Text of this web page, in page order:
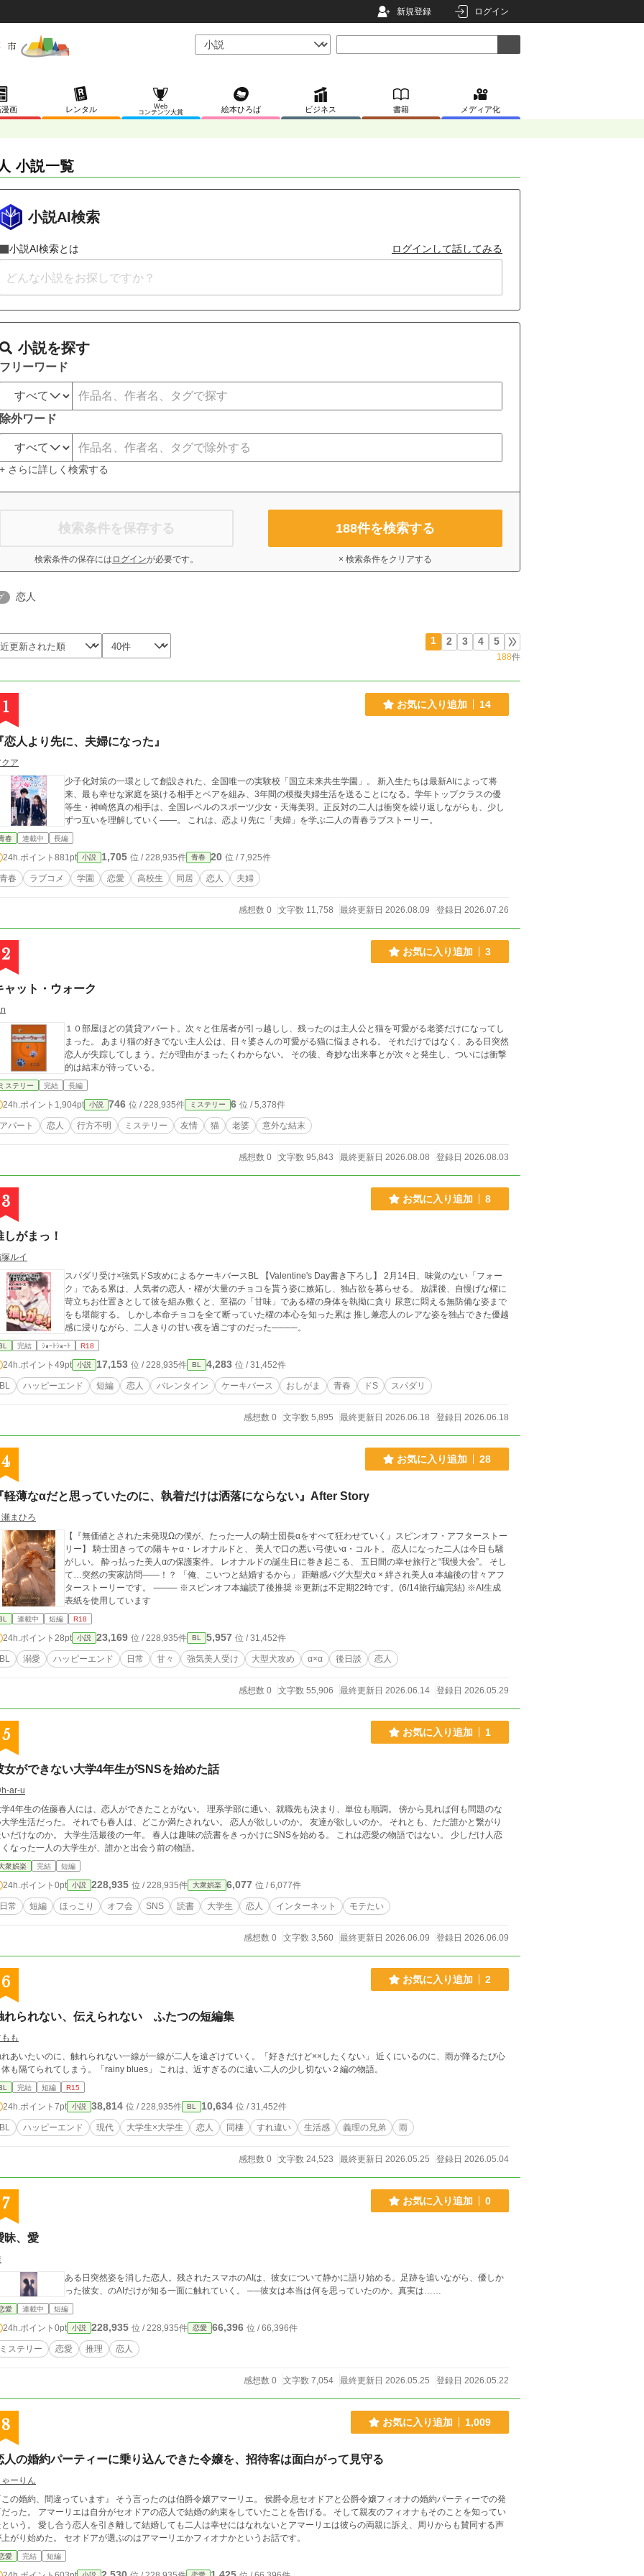
新規登録 ログイン
画 レンタル
Web
コンテンツ大賞
絵本ひろば ビジネス 書籍 メディア化
小説一覧
小説AI検索
小説AI検索とは ログインして話してみる
小説を探す
フリーワード
除外ワード
+ さらに詳しく検索する
検索条件を保存する
検索条件の保存には ログインが必要です。
188件を検索する
× 検索条件をクリアする
恋人
1 2 3 4 5
188件
1 お気に入り追加 14
恋人より先に、夫婦になった』
ア
少子化対策の一環として創設された、全国唯一の実験校「国立未来共生学園」。 新入生たちは最新AIによって将
来、最も幸せな家庭を築ける相手とペアを組み、3年間の模擬夫婦生活を送ることになる。学年トップクラスの優
等生・神崎悠真の相手は、全国レベルのスポーツ少女・天海美羽。正反対の二人は衝突を繰り返しながらも、少し
ずつ互いを理解していく――。 これは、恋より先に「夫婦」を学ぶ二人の青春ラブストーリー。
春 連載中 長編
24h.ポイント 881pt 小説 1,705 位 / 228,935件 青春 20 位 / 7,925件
青春 ラブコメ 学園 恋愛 高校生 同居 恋人 夫婦
感想数 0 文字数 11,758 最終更新日 2026.08.09 登録日 2026.07.26
2 お気に入り追加 3
ャット・ウォーク
１０部屋ほどの賃貸アパート。次々と住居者が引っ越しし、残ったのは主人公と猫を可愛がる老婆だけになってし
まった。 あまり猫の好きでない主人公は、日々婆さんの可愛がる猫に悩まされる。 それだけではなく、ある日突然
恋人が失踪してしまう。だが理由がまったくわからない。 その後、奇妙な出来事とが次々と発生し、ついには衝撃
的は結末が待っている。
ステリー 完結 長編
24h.ポイント 1,904pt 小説 746 位 / 228,935件 ミステリー 6 位 / 5,378件
アパート 恋人 行方不明 ミステリー 友情 猫 老婆 意外な結末
感想数 0 文字数 95,843 最終更新日 2026.08.08 登録日 2026.08.03
3 お気に入り追加 8
しがまっ！
ルイ
スパダリ受け×強気ドS攻めによるケーキバースBL 【Valentine's Day書き下ろし】 2月14日、味覚のない「フォー
ク」である累は、人気者の恋人・櫂が大量のチョコを貰う姿に嫉妬し、独占欲を募らせる。 放課後、自慢げな櫂に
苛立ちお仕置きとして彼を組み敷くと、至福の「甘味」である櫂の身体を執拗に貪り 尿意に悶える無防備な姿まで
をも堪能する。 しかし本命チョコを全て断っていた櫂の本心を知った累は 推し兼恋人のレアな姿を独占できた優越
感に浸りながら、二人きりの甘い夜を過ごすのだった────。
完結 ｼｮｰﾄｼｮｰﾄ R18
24h.ポイント 49pt 小説 17,153 位 / 228,935件 BL 4,283 位 / 31,452件
BL ハッピーエンド 短編 恋人 バレンタイン ケーキバース おしがま 青春 ドS スパダリ
感想数 0 文字数 5,895 最終更新日 2026.06.18 登録日 2026.06.18
4 お気に入り追加 28
軽薄なαだと思っていたのに、執着だけは洒落にならない』After Story
まひろ
【『無価値とされた未発現Ωの僕が、たった一人の騎士団長αをすべて狂わせていく』スピンオフ・アフターストー
リー】 騎士団きっての陽キャα・レオナルドと、 美人で口の悪い弓使いα・コルト。 恋人になった二人は今日も騒
がしい。 酔っ払った美人αの保護案件。 レオナルドの誕生日に巻き起こる、 五日間の幸せ旅行と“我慢大会”。 そし
て…突然の実家訪問――！？ 「俺、こいつと結婚するから」 距離感バグ大型犬α × 絆され美人α 本編後の甘々アフ
ターストーリーです。 ⸻ ※スピンオフ本編読了後推奨 ※更新は不定期22時です。(6/14旅行編完結) ※AI生成
表紙を使用しています
連載中 短編 R18
24h.ポイント 28pt 小説 23,169 位 / 228,935件 BL 5,957 位 / 31,452件
BL 溺愛 ハッピーエンド 日常 甘々 強気美人受け 大型犬攻め α×α 後日談 恋人
感想数 0 文字数 55,906 最終更新日 2026.06.14 登録日 2026.05.29
5 お気に入り追加 1
女ができない大学4年生がSNSを始めた話
ar-u
年生の佐藤春人には、恋人ができたことがない。 理系学部に通い、就職先も決まり、単位も順調。 傍から見れば何も問題のな
生活だった。 それでも春人は、どこか満たされない。 恋人が欲しいのか。 友達が欲しいのか。 それとも、ただ誰かと繋がり
大学生活最後の一年。 春人は趣味の読書をきっかけにSNSを始める。 これは恋愛の物語ではない。 少しだけ人恋
なった一人の大学生が、誰かと出会う前の物語。
衆娯楽 完結 短編
24h.ポイント 0pt 小説 228,935 位 / 228,935件 大衆娯楽 6,077 位 / 6,077件
日常 短編 ほっこり オフ会 SNS 読書 大学生 恋人 インターネット モテたい
感想数 0 文字数 3,560 最終更新日 2026.06.09 登録日 2026.06.09
6 お気に入り追加 2
れられない、伝えられない ふたつの短編集
も
あいたいのに、触れられない一線が一線が二人を遠ざけていく。「好きだけど××したくない」 近くにいるのに、雨が降るたび心
も体も隔てられてしまう。「rainy blues」 これは、近すぎるのに遠い二人の少し切ない２編の物語。
完結 短編 R15
24h.ポイント 7pt 小説 38,814 位 / 228,935件 BL 10,634 位 / 31,452件
BL ハッピーエンド 現代 大学生×大学生 恋人 同棲 すれ違い 生活感 義理の兄弟 雨
感想数 0 文字数 24,523 最終更新日 2026.05.25 登録日 2026.05.04
7 お気に入り追加 0
昧、愛
ある日突然姿を消した恋人。残されたスマホのAIは、彼女について静かに語り始める。足跡を追いながら、優しか
った彼女、のAIだけが知る一面に触れていく。 ──彼女は本当は何を思っていたのか。真実は……
愛 連載中 短編
24h.ポイント 0pt 小説 228,935 位 / 228,935件 恋愛 66,396 位 / 66,396件
ミステリー 恋愛 推理 恋人
感想数 0 文字数 7,054 最終更新日 2026.05.25 登録日 2026.05.22
8 お気に入り追加 1,009
人の婚約パーティーに乗り込んできた令嬢を、招待客は面白がって見守る
ーりん
の婚約、間違っています』 そう言ったのは伯爵令嬢アマーリエ。 侯爵令息セオドアと公爵令嬢フィオナの婚約パーティーでの発
った。 アマーリエは自分がセオドアの恋人で結婚の約束をしていたことを告げる。 そして親友のフィオナもそのことを知ってい
いう。 愛し合う恋人を引き離して結婚しても二人は幸せにはなれないとアマーリエは彼らの両親に訴え、周りからも賛同する声
がり始めた。 セオドアが選ぶのはアマーリエかフィオナかというお話です。
愛 完結 短編